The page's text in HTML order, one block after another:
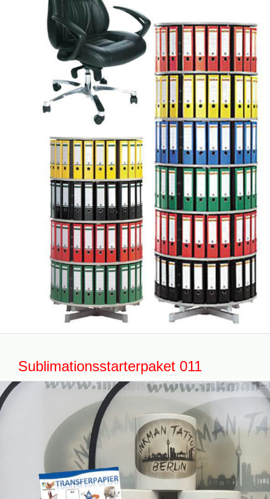
Sublimationsstarterpaket 011